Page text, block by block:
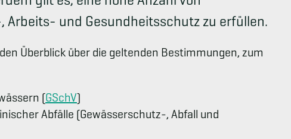
Arbeits- und Gesundheitsschutz zu erfüllen.
Überblick über die geltenden Bestimmungen, zum
(GSchV)
Abfälle (Gewässerschutz-, Abfall und